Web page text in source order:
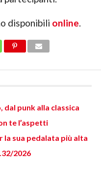
disponibili online
dal punk alla classica
te l’aspetti
sua pedalata più alta
2026